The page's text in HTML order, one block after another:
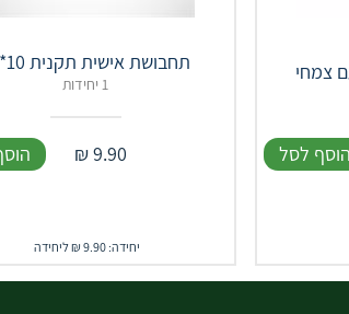
צמחי
הוסף לסל
תחבושת אישית תקנית 10*16
1 יחידות
9.90
₪
יחידה: 9.90 ₪ ליחידה